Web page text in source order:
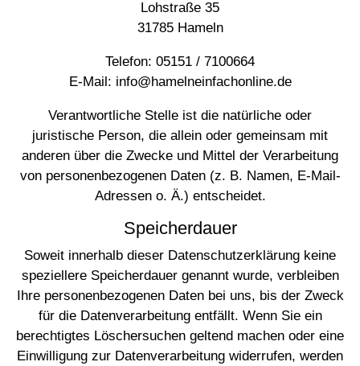
Lohstraße 35
31785 Hameln
Telefon: 05151 / 7100664
E-Mail: info@hamelneinfachonline.de
Verantwortliche Stelle ist die natürliche oder
juristische Person, die allein oder gemeinsam mit
anderen über die Zwecke und Mittel der Verarbeitung
von personenbezogenen Daten (z. B. Namen, E-Mail-
Adressen o. Ä.) entscheidet.
Speicherdauer
Soweit innerhalb dieser Datenschutzerklärung keine
speziellere Speicherdauer genannt wurde, verbleiben
Ihre personenbezogenen Daten bei uns, bis der Zweck
für die Datenverarbeitung entfällt. Wenn Sie ein
berechtigtes Löschersuchen geltend machen oder eine
Einwilligung zur Datenverarbeitung widerrufen, werden